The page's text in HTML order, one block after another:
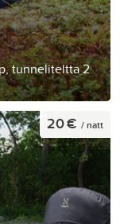
tunneliteltta 2
20 € / natt